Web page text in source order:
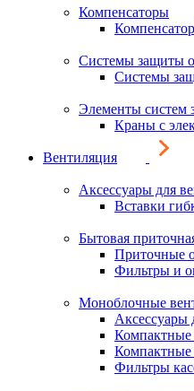
Компенсаторы
Системы защиты
Системы
Элементы систем
Краны с
Вентиляция
Аксессуары для
Вставки
Бытовая
Приточные
Фильтры и
Моноблочные
Аксессуары
Компактные
Компактные
Фильтры